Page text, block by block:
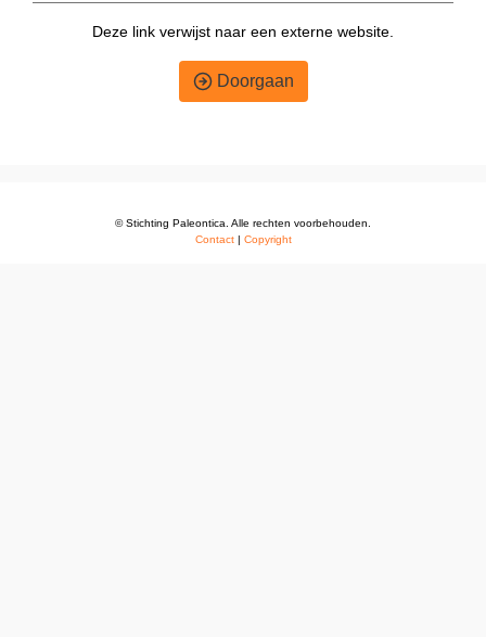
Deze link verwijst naar een externe website.
Doorgaan
© Stichting Paleontica. Alle rechten voorbehouden.
Contact| Copyright